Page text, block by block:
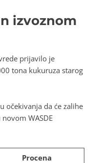
izvoznom
prijavilo je
tona kukuruza starog
očekivanja da će zalihe
WASDE
Procena